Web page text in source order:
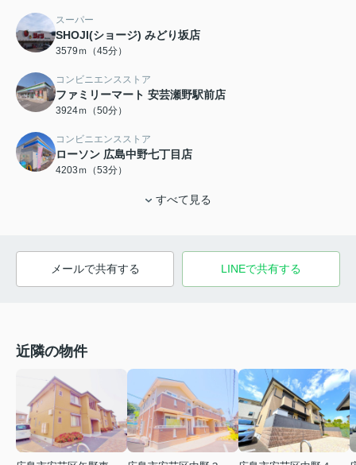
スーパー
SHOJI(ショージ) みどり坂店
3579ｍ（45分）
コンビニエンスストア
ファミリーマート 安芸瀬野駅前店
3924ｍ（50分）
コンビニエンスストア
ローソン 広島中野七丁目店
4203ｍ（53分）
すべて見る
メールで共有する LINEで共有する
近隣の物件